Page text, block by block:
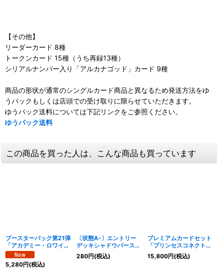
【その他】
リーダーカード 8種
トークンカード 15種（うち再録13種）
シリアルナンバー入り「アルカナゴッド」カード 9種
商品の形状が通常のシングルカード商品と異なるため発送方法をゆ
うパックもしくは店頭での受け取りに限らせていただきます。
ゆうパック送料については下記リンクをご参照ください。
ゆうパック送料
この商品を買った人は、こんな商品も買っています
ブースターパック第21弾
「アカデミー・ロワイヤ
ル」【未開封BOX】{-}
《-》
5,280円(税込)
〔状態A-〕エントリー
デッキシャドウバースF
第2弾「真壁スバル」
【未開封BOX】{-}《-》
280円(税込)
プレミアムカードセット
「プリンセスコネクト！
Re:Dive」【未開封
BOX】{}《-》
15,800円(税込)